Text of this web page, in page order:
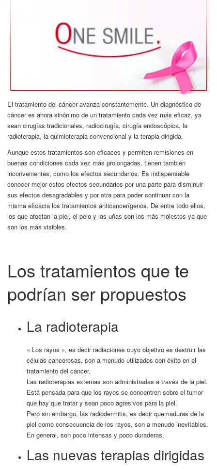
El tratamiento del cáncer avanza constantemente. Un diagnóstico de
cáncer es ahora sinónimo de un tratamiento cada vez más eficaz, ya
sean cirugías tradicionales, radiocirugía, cirugía endoscópica, la
radioterapia, la quimioterapia convencional y la terapia dirigida.
Aunque estos tratamientos son eficaces y permiten remisiones en
buenas condiciones cada vez más prolongadas, tienen también
inconvenientes, como los efectos secundarios. Es indispensable
conocer mejor estos efectos secundarios por una parte para disminuir
sus efectos desagradables y por otra para poder continuar con la
misma eficacia los tratamientos anticancerígenos. De entre todo ellos,
los que afectan la piel, el pelo y las uñas son los más molestos ya que
son los más visibles.
Los tratamientos que te
podrían ser propuestos
La radioterapia
« Los rayos », es decir radiaciones cuyo objetivo es destruir las
células cancerosas, son a menudo utilizados con éxito en el
tratamiento del cáncer.
Las radioterapias externas son administradas a través de la piel.
Está pensada para que los rayos se concentren sobre el tumor
que hay que tratar y sean poco agresivos para la piel.
Pero sin embargo, las radiodermitis, es decir quemaduras de la
piel como consecuencia de los rayos, son a menudo inevitables.
En general, son poco intensas y poco duraderas.
Las nuevas terapias dirigidas